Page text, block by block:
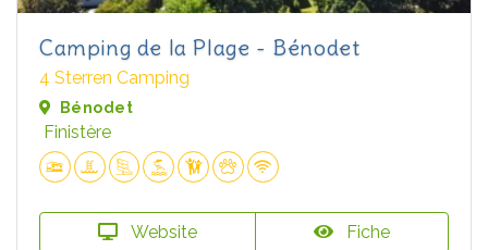
Camping de la Plage - Bénodet
4 Sterren Camping
Bénodet
Finistère
Website Fiche